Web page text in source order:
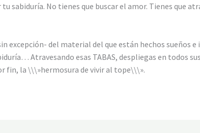
sabiduría. No tienes que buscar el amor. Tienes que
excepción- del material del que están hechos sueños e
Atravesando esas TABAS, despliegas en todos
fin, la \\\»hermosura de vivir al tope\\\».